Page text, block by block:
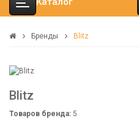
Бренды Blitz
Blitz
Товаров бренда: 5